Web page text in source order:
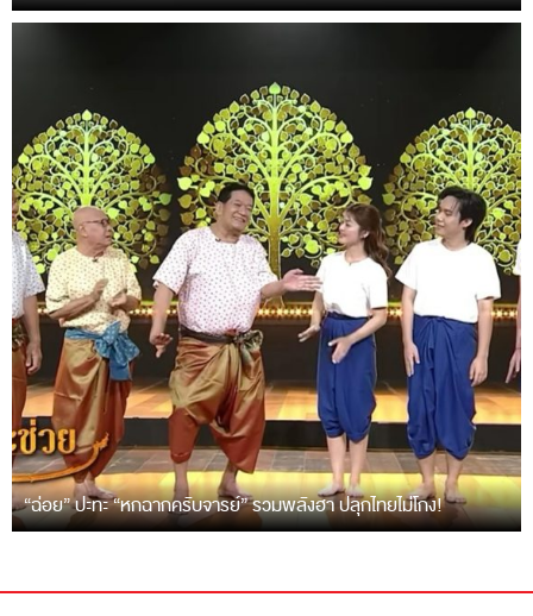
“ฉ่อย” ปะทะ “หกฉากครับจารย์” รวมพลังฮา ปลุกไทยไม่โกง!